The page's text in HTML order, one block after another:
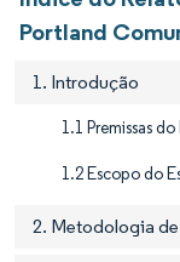
Portland
1. Introdução
1.1 Premissas
1.2 Escopo do
2. Metodologia